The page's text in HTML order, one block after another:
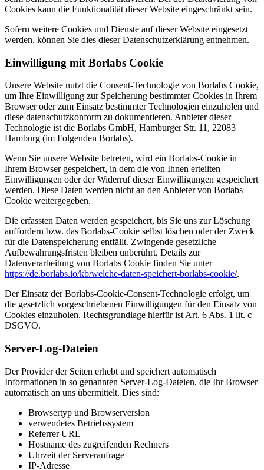
Cookies kann die Funktionalität dieser Website eingeschränkt sein.
Sofern weitere Cookies und Dienste auf dieser Website eingesetzt
werden, können Sie dies dieser Datenschutzerklärung entnehmen.
Einwilligung mit Borlabs Cookie
Unsere Website nutzt die Consent-Technologie von Borlabs Cookie,
um Ihre Einwilligung zur Speicherung bestimmter Cookies in Ihrem
Browser oder zum Einsatz bestimmter Technologien einzuholen und
diese datenschutzkonform zu dokumentieren. Anbieter dieser
Technologie ist die Borlabs GmbH, Hamburger Str. 11, 22083
Hamburg (im Folgenden Borlabs).
Wenn Sie unsere Website betreten, wird ein Borlabs-Cookie in
Ihrem Browser gespeichert, in dem die von Ihnen erteilten
Einwilligungen oder der Widerruf dieser Einwilligungen gespeichert
werden. Diese Daten werden nicht an den Anbieter von Borlabs
Cookie weitergegeben.
Die erfassten Daten werden gespeichert, bis Sie uns zur Löschung
auffordern bzw. das Borlabs-Cookie selbst löschen oder der Zweck
für die Datenspeicherung entfällt. Zwingende gesetzliche
Aufbewahrungsfristen bleiben unberührt. Details zur
Datenverarbeitung von Borlabs Cookie finden Sie unter
https://de.borlabs.io/kb/welche-daten-speichert-borlabs-cookie/.
Der Einsatz der Borlabs-Cookie-Consent-Technologie erfolgt, um
die gesetzlich vorgeschriebenen Einwilligungen für den Einsatz von
Cookies einzuholen. Rechtsgrundlage hierfür ist Art. 6 Abs. 1 lit. c
DSGVO.
Server-Log-Dateien
Der Provider der Seiten erhebt und speichert automatisch
Informationen in so genannten Server-Log-Dateien, die Ihr Browser
automatisch an uns übermittelt. Dies sind:
Browsertyp und Browserversion
verwendetes Betriebssystem
Referrer URL
Hostname des zugreifenden Rechners
Uhrzeit der Serveranfrage
IP-Adresse